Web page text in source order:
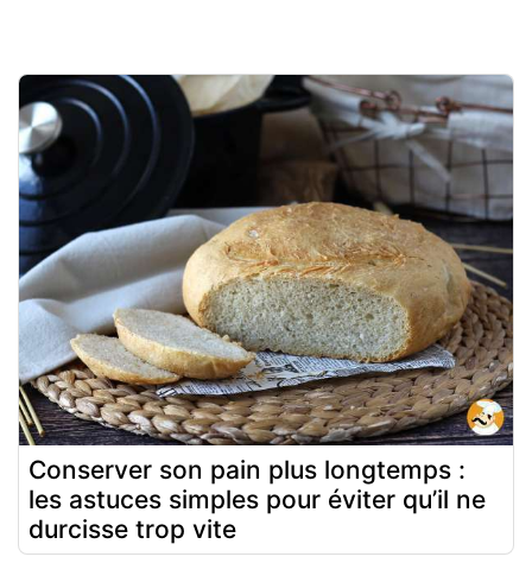
Conserver son pain plus longtemps :
les astuces simples pour éviter qu’il ne
durcisse trop vite